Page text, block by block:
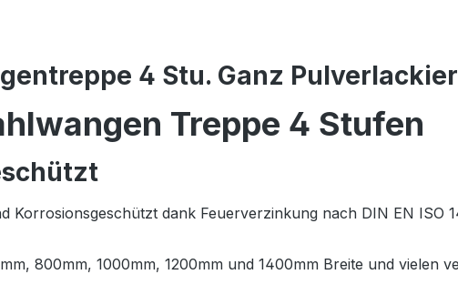
4 Stu. Ganz
Treppe 4 Stufen
dank Feuerverzinkung nach DIN EN ISO
800mm, 1000mm, 1200mm und 1400mm Breite und vielen